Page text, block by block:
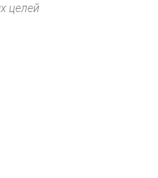
целей